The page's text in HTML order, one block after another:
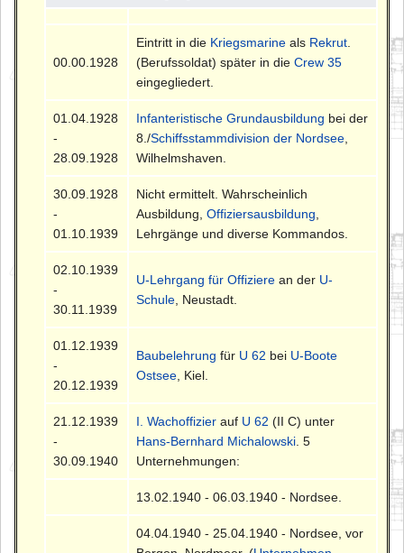
00.00.1928
Eintritt in die Kriegsmarine als Rekrut
(Berufssoldat) später in dieCrew 35
eingegliedert.
01.04.1928
-
28.09.1928
Infanteristische Grundausbildung bei der
8./Schiffsstammdivision der Nordsee
Wilhelmshaven.
30.09.1928
-
01.10.1939
Nicht ermittelt. Wahrscheinlich
Ausbildung,Offiziersausbildung
Lehrgänge und diverse Kommandos.
02.10.1939
-
30.11.1939
U-Lehrgang für Offiziere an der U-
Schule , Neustadt.
01.12.1939
-
20.12.1939
Baubelehrung für U 62 bei U-Boote
Ostsee , Kiel.
21.12.1939
-
30.09.1940
I. Wachoffizier auf U 62 (II C) unter
Hans-Bernhard Michalowski . 5
Unternehmungen:
13.02.1940 - 06.03.1940 - Nordsee.
04.04.1940 - 25.04.1940 - Nordsee, vor